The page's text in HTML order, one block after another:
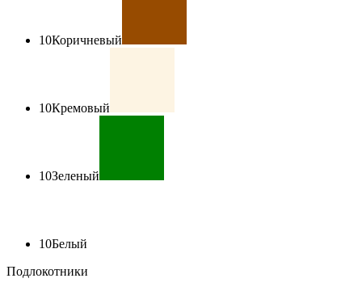
10Коричневый
10Кремовый
10Зеленый
10Белый
Подлокотники